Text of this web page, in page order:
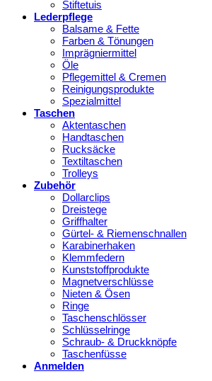
Stiftetuis
Lederpflege
Balsame & Fette
Farben & Tönungen
Imprägniermittel
Öle
Pflegemittel & Cremen
Reinigungsprodukte
Spezialmittel
Taschen
Aktentaschen
Handtaschen
Rucksäcke
Textiltaschen
Trolleys
Zubehör
Dollarclips
Dreistege
Griffhalter
Gürtel- & Riemenschnallen
Karabinerhaken
Klemmfedern
Kunststoffprodukte
Magnetverschlüsse
Nieten & Ösen
Ringe
Taschenschlösser
Schlüsselringe
Schraub- & Druckknöpfe
Taschenfüsse
Anmelden